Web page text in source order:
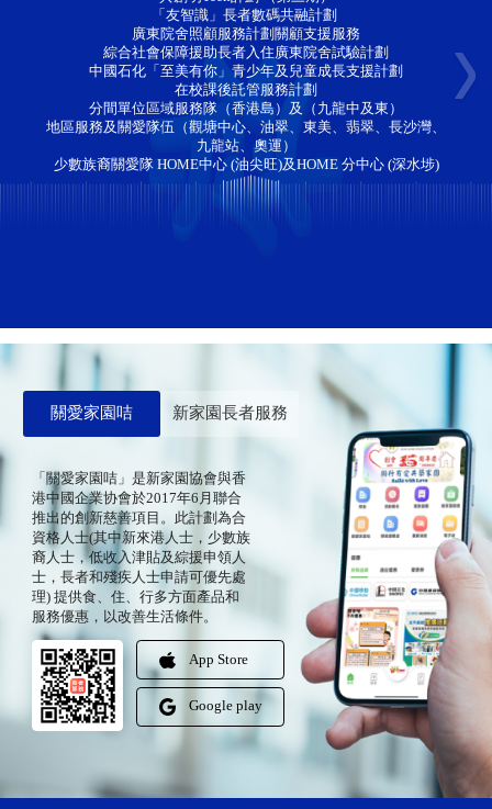
「友智識」長者數碼共融計劃
廣東院舍照顧服務計劃關顧支援服務
綜合社會保障援助長者入住廣東院舍試驗計劃
中國石化「至美有你」青少年及兒童成長支援計劃
在校課後託管服務計劃
分間單位區域服務隊（香港島）及（九龍中及東）
地區服務及關愛隊伍（觀塘中心、油翠、東美、翡翠、長沙灣、
九龍站、奧運）
少數族裔關愛隊 HOME中心 (油尖旺)及HOME 分中心 (深水埗)
關愛家園咭 新家園長者服務
「關愛家園咭」是新家園協會與香
港中國企業协會於2017年6月聯合
推出的創新慈善項目。此計劃為合
資格人士(其中新來港人士，少數族
裔人士，低收入津貼及綜援申領人
士，長者和殘疾人士申請可優先處
理) 提供食、住、行多方面產品和
服務優惠，以改善生活條件。
App Store
Google play